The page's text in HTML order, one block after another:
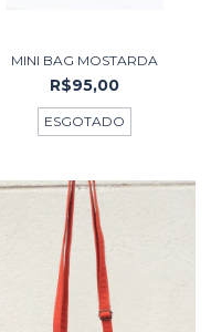
MINI BAG MOSTARDA
R$95,00
ESGOTADO